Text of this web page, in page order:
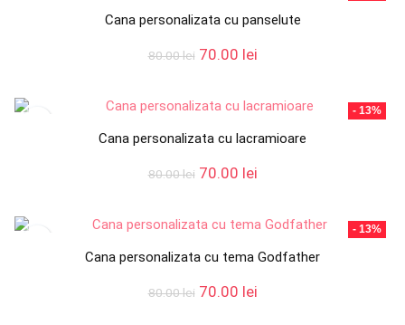
Cana personalizata cu panselute
80.00lei Prețul
fost:
70.00 leiPrețul
70.00 lei.
- 13%
Cana personalizata cu lacramioare
80.00lei Prețul
fost:
70.00 leiPrețul
70.00 lei.
- 13%
Cana personalizata cu tema Godfather
80.00lei Prețul
70.00 leiPrețul